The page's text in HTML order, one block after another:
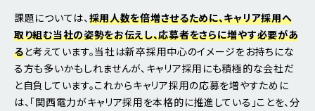
課題については、採用人数を倍増させるために、キャリア採用へ
取り組む当社の姿勢をお伝えし、応募者をさらに増やす必要があ
ると考えています。当社は新卒採用中心のイメージをお持ちにな
る方も多いかもしれませんが、キャリア採用にも積極的な会社だ
と自負しています。これからキャリア採用の応募を増やすために
は、「関西電力がキャリア採用を本格的に推進している」ことを、分